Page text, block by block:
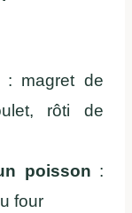
: magret de
rôti de
poisson :
four